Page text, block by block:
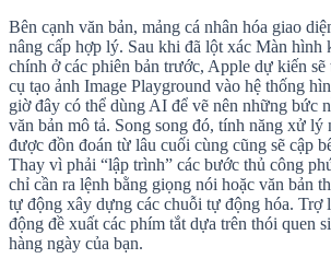
Bên cạnh văn bản, mảng cá nhân hóa giao
nâng cấp hợp lý. Sau khi đã lột xác Màn hình
chính ở các phiên bản trước, Apple dự kiến sẽ
cụ tạo ảnh Image Playground vào hệ thống
giờ đây có thể dùng AI để vẽ nên những bức
văn bản mô tả. Song song đó, tính năng xử lý
được đồn đoán từ lâu cuối cùng cũng sẽ cập
Thay vì phải “lập trình” các bước thủ công
chỉ cần ra lệnh bằng giọng nói hoặc văn bản
tự động xây dựng các chuỗi tự động hóa. Trợ
động đề xuất các phím tắt dựa trên thói quen
hàng ngày của bạn.